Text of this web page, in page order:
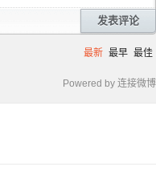
发表评论
最新 最早 最佳
Powered by 连接微博